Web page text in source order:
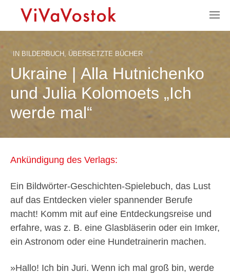
IN BILDERBUCH , ÜBERSETZTE BÜCHER
Ukraine | Alla Hutnichenko
und Julia Kolomoets „Ich
werde mal“
Ankündigung des Verlags:
Ein Bildwörter-Geschichten-Spielebuch, das Lust
auf das Entdecken vieler spannender Berufe
macht! Komm mit auf eine Entdeckungsreise und
erfahre, was z. B. eine Glasbläserin oder ein Imker,
ein Astronom oder eine Hundetrainerin machen.
»Hallo! Ich bin Juri. Wenn ich mal groß bin, werde